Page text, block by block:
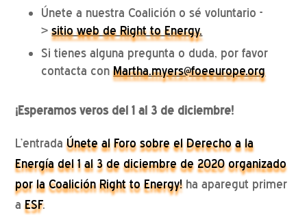
Únete a nuestra Coalición o sé voluntario -
>sitio web de Right to Energy.
Si tienes alguna pregunta o duda, por favor
contacta conMartha.myers@foeeurope.org
¡Esperamos veros del 1 al 3 de diciembre!
L’entradaÚnete al Foro sobre el Derecho a la
Energía del 1 al 3 de diciembre de 2020 organizado
por la Coalición Right to Energy!ha aparegut primer
aESF.